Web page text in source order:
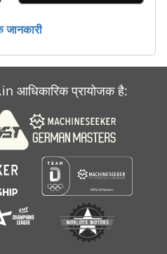
जानकारी
आधिकारिक प्रायोजक है: